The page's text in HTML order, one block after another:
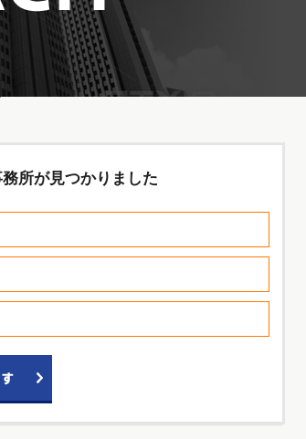
所が見つかりました